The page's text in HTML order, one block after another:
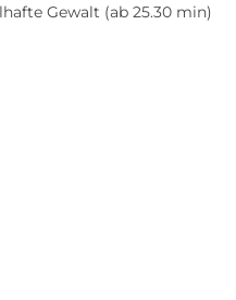
Gewalt (ab 25.30 min)